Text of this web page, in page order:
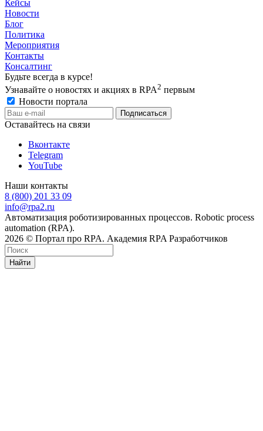
Кейсы
Новости
Блог
Политика
Мероприятия
Контакты
Консалтинг
Будьте всегда в курсе!
Узнавайте о новостях и акциях в RPA2 первым
Новости портала
Оставайтесь на связи
Вконтакте
Telegram
YouTube
Наши контакты
8 (800) 201 33 09
info@rpa2.ru
Автоматизация роботизированных процессов. Robotic process
automation (RPA).
2026 © Портал про RPA. Академия RPA Разработчиков
Найти